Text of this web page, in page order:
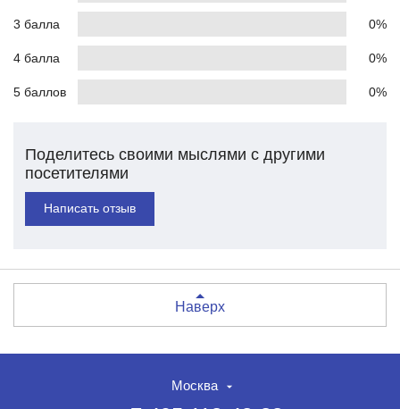
3 балла 0%
4 балла 0%
5 баллов 0%
Поделитесь своими мыслями с другими
посетителями
Написать отзыв
Наверх
Москва